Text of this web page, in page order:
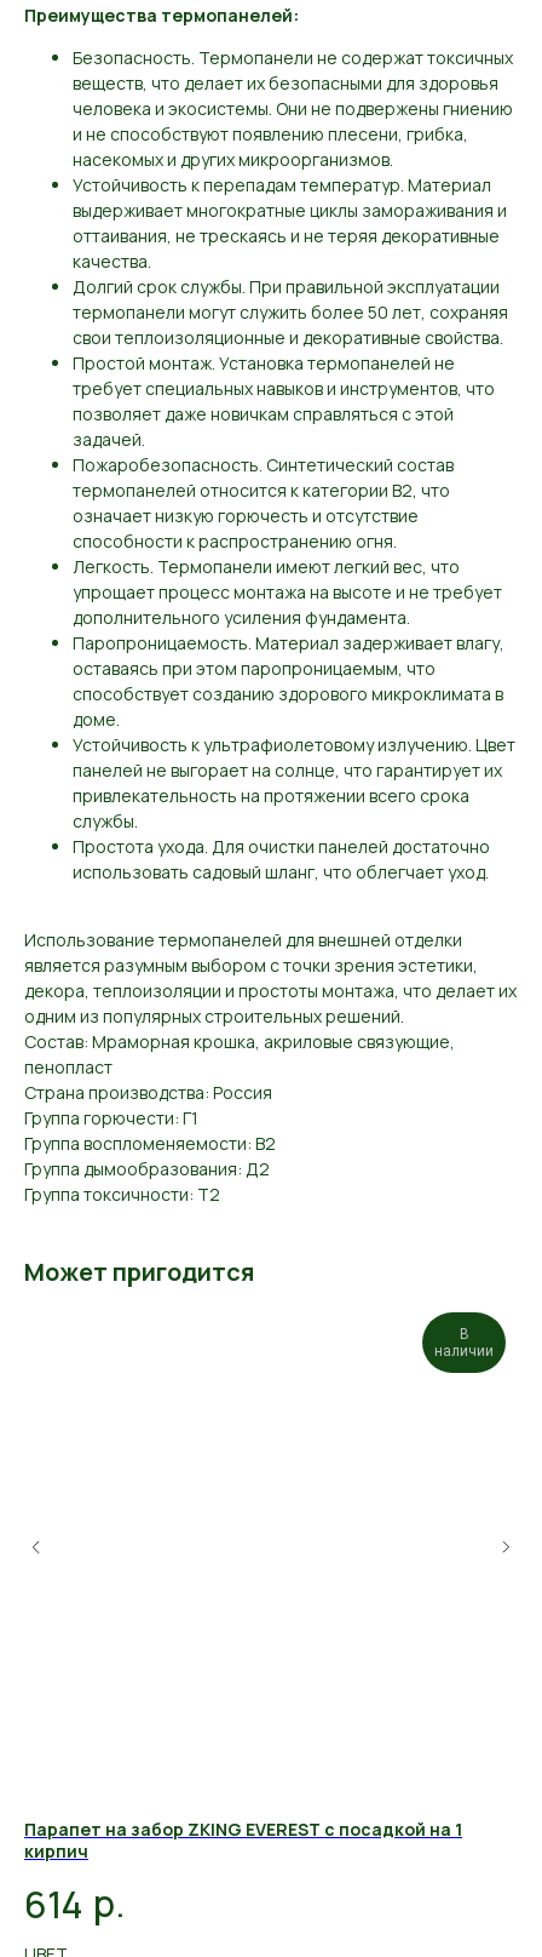
Преимущества термопанелей:
Безопасность. Термопанели не содержат токсичных
веществ, что делает их безопасными для здоровья
человека и экосистемы. Они не подвержены гниению
и не способствуют появлению плесени, грибка,
насекомых и других микроорганизмов.
Устойчивость к перепадам температур. Материал
выдерживает многократные циклы замораживания и
оттаивания, не трескаясь и не теряя декоративные
качества.
Долгий срок службы. При правильной эксплуатации
термопанели могут служить более 50 лет, сохраняя
свои теплоизоляционные и декоративные свойства.
Простой монтаж. Установка термопанелей не
требует специальных навыков и инструментов, что
позволяет даже новичкам справляться с этой
задачей.
Пожаробезопасность. Синтетический состав
термопанелей относится к категории B2, что
означает низкую горючесть и отсутствие
способности к распространению огня.
Легкость. Термопанели имеют легкий вес, что
упрощает процесс монтажа на высоте и не требует
дополнительного усиления фундамента.
Паропроницаемость. Материал задерживает влагу,
оставаясь при этом паропроницаемым, что
способствует созданию здорового микроклимата в
доме.
Устойчивость к ультрафиолетовому излучению. Цвет
панелей не выгорает на солнце, что гарантирует их
привлекательность на протяжении всего срока
службы.
Простота ухода. Для очистки панелей достаточно
использовать садовый шланг, что облегчает уход.
Использование термопанелей для внешней отделки
является разумным выбором с точки зрения эстетики,
декора, теплоизоляции и простоты монтажа, что делает их
одним из популярных строительных решений.
Состав: Мраморная крошка, акриловые связующие,
пенопласт
Страна производства: Россия
Группа горючести: Г1
Группа воспломеняемости: В2
Группа дымообразования: Д2
Группа токсичности: Т2
Может пригодится
В
наличии
Парапет на забор ZKING EVEREST с посадкой на 1
кирпич
614 р.